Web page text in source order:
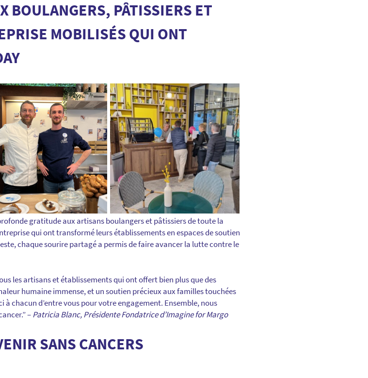
BOULANGERS, PÂTISSIERS ET
MOBILISÉS QUI ONT
gratitude aux artisans boulangers et pâtissiers de toute la
qui ont transformé leurs établissements en espaces de soutien
chaque sourire partagé a permis de faire avancer la lutte contre le
les artisans et établissements qui ont offert bien plus que des
humaine immense, et un soutien précieux aux familles touchées
à chacun d’entre vous pour votre engagement. Ensemble, nous
–Patricia Blanc, Présidente Fondatrice d’Imagine for Margo
SANS CANCERS